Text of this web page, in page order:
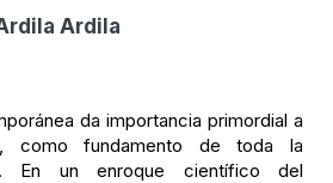
Ardila
da importancia primordial a
como fundamento de toda la
En un enroque científico del